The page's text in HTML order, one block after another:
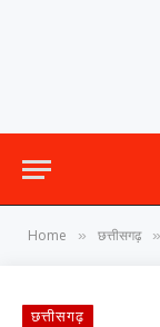
Home » छत्तीसगढ़ »
छत्तीसगढ़